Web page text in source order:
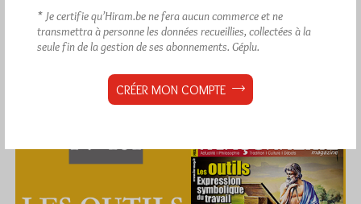
* Je certifie qu’Hiram.be ne fera aucun commerce et ne
transmettra à personne les données recueillies, collectées à la
seule fin de la gestion de ses abonnements. Géplu.
CRÉER MON COMPTE